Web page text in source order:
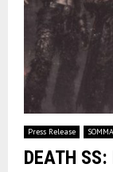
Press Release
DEATH